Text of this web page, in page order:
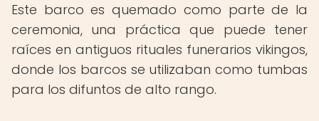
Este barco es quemado como parte de la
ceremonia, una práctica que puede tener
raíces en antiguos rituales funerarios vikingos,
donde los barcos se utilizaban como tumbas
para los difuntos de alto rango.